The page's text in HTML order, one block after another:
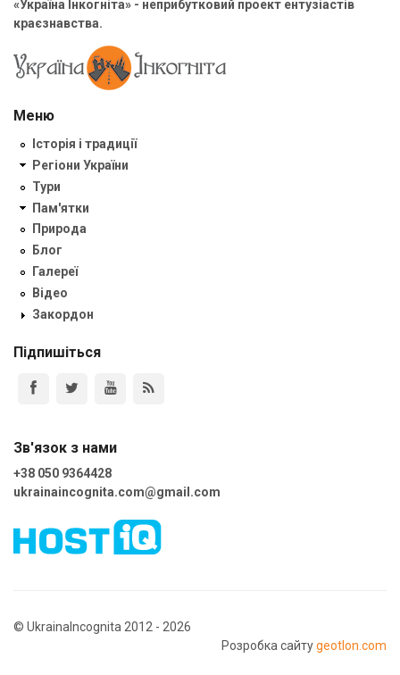
«Україна Інкогніта» - неприбутковий проект ентузіастів
краєзнавства.
Меню
Історія і традиції
Регіони України
Тури
Пам'ятки
Природа
Блог
Галереї
Відео
Закордон
Підпишіться
Зв'язок з нами
+38 050 9364428
ukrainaincognita.com@gmail.com
© UkrainaIncognita 2012 - 2026
Розробка сайтуgeotlon.com